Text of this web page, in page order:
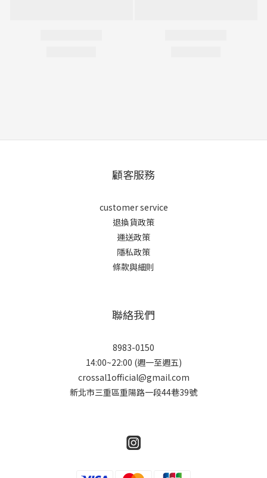
顧客服務
customer service
退換貨政策
運送政策
隱私政策
條款與細則
聯絡我們
8983-0150
14:00~22:00 (週一至週五)
crossal1official@gmail.com
新北市三重區重陽路一段44巷39號